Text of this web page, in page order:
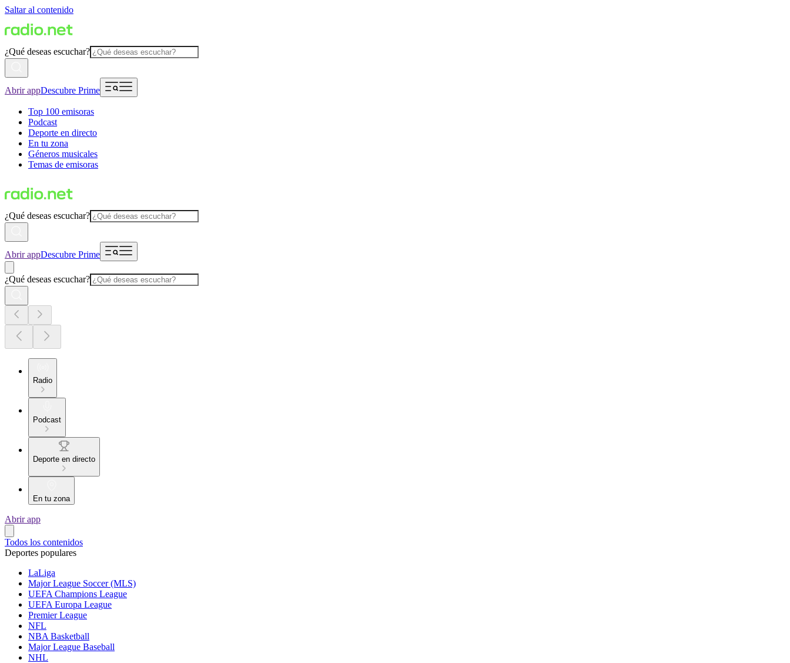
Saltar al contenido
¿Qué deseas escuchar?
Abrir appDescubre Prime
Top 100 emisoras
Podcast
Deporte en directo
En tu zona
Géneros musicales
Temas de emisoras
¿Qué deseas escuchar?
Abrir appDescubre Prime
¿Qué deseas escuchar?
Radio
Podcast
Deporte en directo
En tu zona
Abrir app
Todos los contenidos
Deportes populares
LaLiga
Major League Soccer (MLS)
UEFA Champions League
UEFA Europa League
Premier League
NFL
NBA Basketball
Major League Baseball
NHL